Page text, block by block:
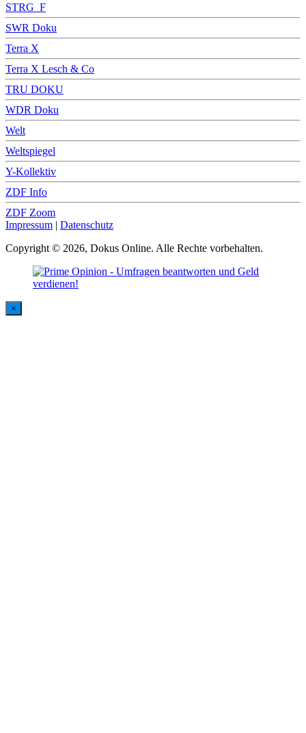
STRG_F
SWR Doku
Terra X
Terra X Lesch & Co
TRU DOKU
WDR Doku
Welt
Weltspiegel
Y-Kollektiv
ZDF Info
ZDF Zoom
Impressum | Datenschutz
Copyright © 2026, Dokus Online. Alle Rechte vorbehalten.
×